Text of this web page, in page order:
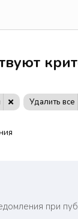
Удалить все
при